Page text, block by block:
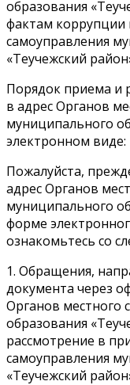
образования
фактам коррупции
самоуправления
«Теучежский
Порядок приема и
в адрес Органов
муниципального
электронном виде:
Пожалуйста,
адрес Органов
муниципального
форме
ознакомьтесь со
1. Обращения,
документа через
Органов местного
образования
рассмотрение в
самоуправления
«Теучежский